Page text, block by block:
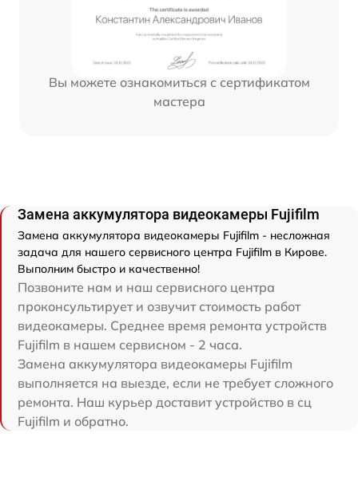
Вы можете ознакомиться с сертификатом
мастера
Замена аккумулятора видеокамеры Fujifilm
Замена аккумулятора видеокамеры Fujifilm - несложная
задача для нашего сервисного центра Fujifilm в Кирове.
Выполним быстро и качественно!
Позвоните нам и наш сервисного центра
проконсультирует и озвучит стоимость работ
видеокамеры. Среднее время ремонта устройств
Fujifilm в нашем сервисном - 2 часа.
Замена аккумулятора видеокамеры Fujifilm
выполняется на выезде, если не требует сложного
ремонта. Наш курьер доставит устройство в сц
Fujifilm и обратно.